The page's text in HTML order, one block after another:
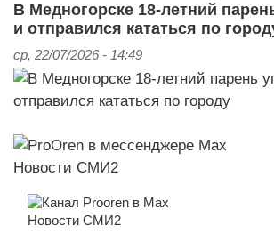
В Медногорске 18-летний
и отправился кататься по
ср, 22/07/2026 - 14:49
Новости СМИ2
Новости СМИ2